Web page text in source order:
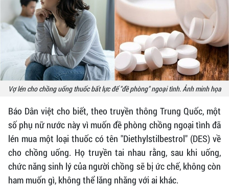
Vợ lén cho chồng uống thuốc bất lực để "đề phòng" ngoại tình. Ảnh minh họa
Báo Dân việt cho biết, theo truyền thông Trung Quốc, một
số phụ nữ nước này vì muốn đề phòng chồng ngoại tình đã
lén mua một loại thuốc có tên "Diethylstilbestrol" (DES) về
cho chồng uống. Họ truyền tai nhau rằng, sau khi uống,
chức năng sinh lý của người chồng sẽ bị ức chế, không còn
ham muốn gì, không thể lăng nhăng với ai khác.